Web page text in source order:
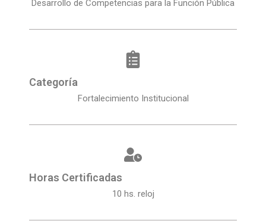
Desarrollo de Competencias para la Función Pública
Categoría
Fortalecimiento Institucional
Horas Certificadas
10 hs. reloj